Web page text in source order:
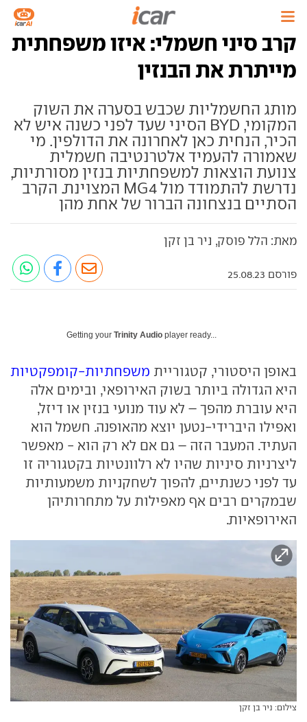
קרב סיני חשמלי: איזו משפחתית
מייתרת את הבנזין
מותג החשמליות שכבש בסערה את השוק
המקומי, BYD הסיני שעד לפני כשנה איש לא
הכיר, הנחית כאן לאחרונה את הדולפין. מי
שאמורה להעמיד אלטרנטיבה חשמלית
צנועת הוצאות למשפחתיות בנזין מסורתיות,
נדרשת להתמודד מול MG4 המצוינת. הקרב
הסתיים בנצחונה הברור של אחת מהן
מאת: הלל פוסק, ניר בן זקן
פורסם 25.08.23
Getting your Trinity Audio player ready...
באופן היסטורי, קטגוריית משפחתיות-קומפקטיות
היא הגדולה ביותר בשוק האירופאי, ובימים אלה
היא עוברת מהפך – לא עוד מנועי בנזין או דיזל,
ואפילו היברידי-נטען יוצא מהאופנה. חשמל הוא
העתיד. המעבר הזה – גם אם לא רק הוא - מאפשר
ליצרניות סיניות שהיו לא רלוונטיות בקטגוריה זו
עד לפני כשנתיים, להפוך לשחקניות משמעותיות
שבמקרים רבים אף מאפילות על מתחרותיהן
האירופאיות.
צילום: ניר בן זקן